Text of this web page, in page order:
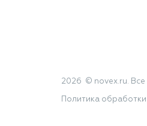
2026 © novex.ru.
Политика